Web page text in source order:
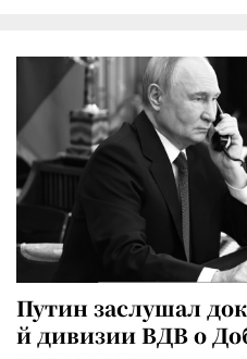
Путин заслушал
й дивизии ВДВ о